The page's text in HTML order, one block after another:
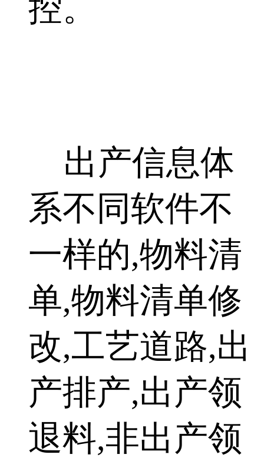
控。
出产信息体
系不同软件不
一样的,物料清
单,物料清单修
改,工艺道路,出
产排产,出产领
退料,非出产领